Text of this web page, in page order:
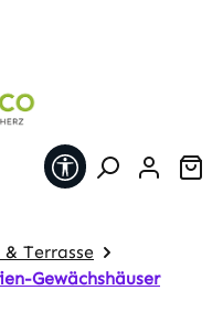
Werkzeugleiste
Terrasse
Gewächshäuser